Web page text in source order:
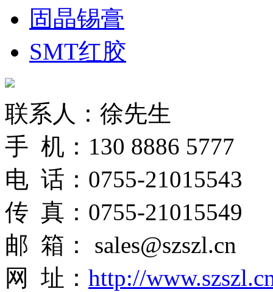
固晶锡膏
SMT红胶
联系人：徐先生
手 机：130 8886 5777
电 话：0755-21015543
传 真：0755-21015549
邮 箱： sales@szszl.cn
网 址： http://